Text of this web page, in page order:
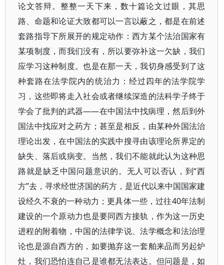
论文答辩。整整一天下来，数十篇论文过眼，其思
路、命题和论证大致都可以一言以蔽之，都是在前述
套路指导下所展开的规定动作：西方某个法治国家有
某项制度，而我们没有，所以要弥补这一欠缺，我们
应学习这种制度。也是在那一天，我切身感受到了这
种套路在法学院内的统治力：经过四年的法学院学
习，这些即将走入社会或者继续深造的法科学子终于
学会了批判的武器——在中国法中找病理，然后到外
国法中找应对之药方；甚至是相反，由某种外国法治
理论出发，在中国法的实践中搜寻由该理论所界定的
缺失、落后或病变。当然，我们不能就此认为这种思
路就是缺乏中国问题意识的。无人可以否认，到“西
方”去，寻求经世济国的药方，是近代以来中国国家建
设经久不衰的一种动力；更具体一些，过往40年法制
建设的一个原动力也是要同西方接轨，作为这一历史
进程的附着物，中国的法律学说、法学概念和法治理
论也是源自西方的，如要抛弃这一套舶来品而另起炉
灶，我们恐怕连自己是谁都无法表达。但问题是，如